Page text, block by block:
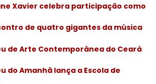
Xavier celebra participação como
de quatro gigantes da música
de Arte Contemporânea do Ceará
do Amanhã lança a Escola de